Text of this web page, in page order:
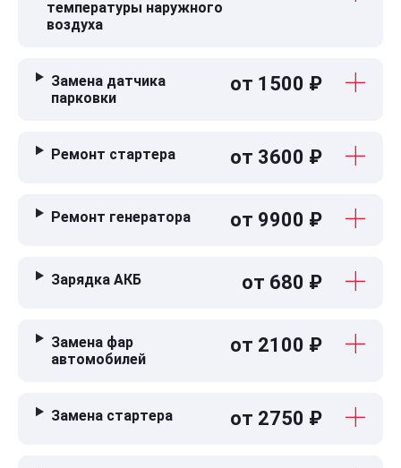
температуры наружного
воздуха
Замена датчика
парковки
от 1500 ₽
Ремонт стартера от 3600 ₽
Ремонт генератора от 9900 ₽
Зарядка АКБ от 680 ₽
Замена фар
автомобилей
от 2100 ₽
Замена стартера от 2750 ₽